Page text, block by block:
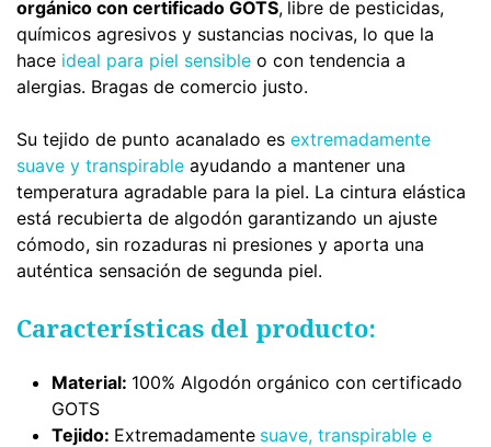
orgánico con certificado GOTS, libre de pesticidas,
químicos agresivos y sustancias nocivas, lo que la
hace ideal para piel sensible o con tendencia a
alergias. Bragas de comercio justo.
Su tejido de punto acanalado es extremadamente
suave y transpirable ayudando a mantener una
temperatura agradable para la piel. La cintura elástica
está recubierta de algodón garantizando un ajuste
cómodo, sin rozaduras ni presiones y aporta una
auténtica sensación de segunda piel.
Características del producto:
Material: 100% Algodón orgánico con certificado
GOTS
Tejido: Extremadamente suave, transpirable e